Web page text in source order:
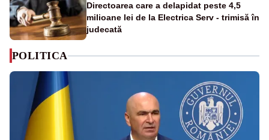
Directoarea care a delapidat peste 4,5
milioane lei de la Electrica Serv - trimisă în
judecată
POLITICA